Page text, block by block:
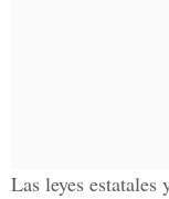
Las leyes estatales